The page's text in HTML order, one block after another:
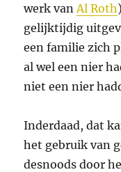
werk van Al Roth
gelijktijdig
een familie zich
al wel een nier
niet een nier
Inderdaad, dat
het gebruik van
desnoods door